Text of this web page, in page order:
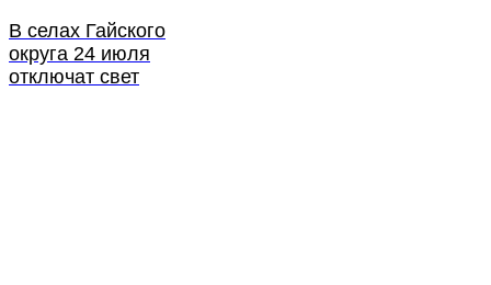
В селах Гайского
округа 24 июля
отключат свет